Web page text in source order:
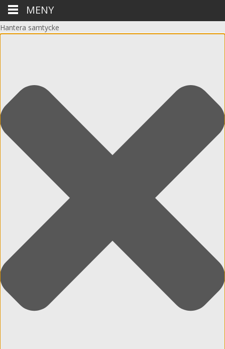
Hantera samtycke
MENY